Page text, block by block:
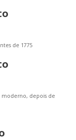
de 1775
depois de